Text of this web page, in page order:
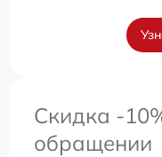
Скидка -
обращении